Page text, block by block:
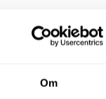
Om